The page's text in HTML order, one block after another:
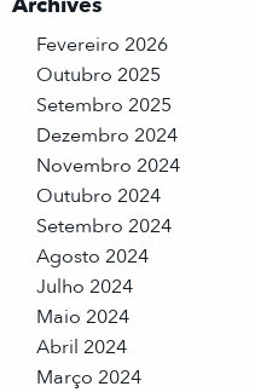
Fevereiro 2026
Outubro 2025
Setembro 2025
Dezembro 2024
Novembro 2024
Outubro 2024
Setembro 2024
Agosto 2024
Julho 2024
Maio 2024
Abril 2024
Março 2024